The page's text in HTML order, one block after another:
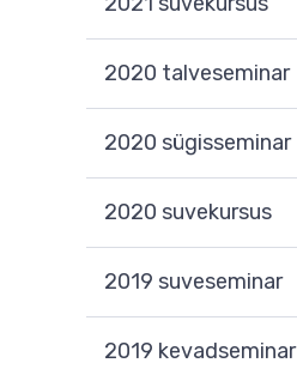
2020 talveseminar
2020 sügisseminar
2020 suvekursus
2019 suveseminar
2019 kevadseminar